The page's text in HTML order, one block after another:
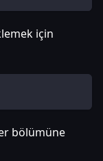
için
bölümüne